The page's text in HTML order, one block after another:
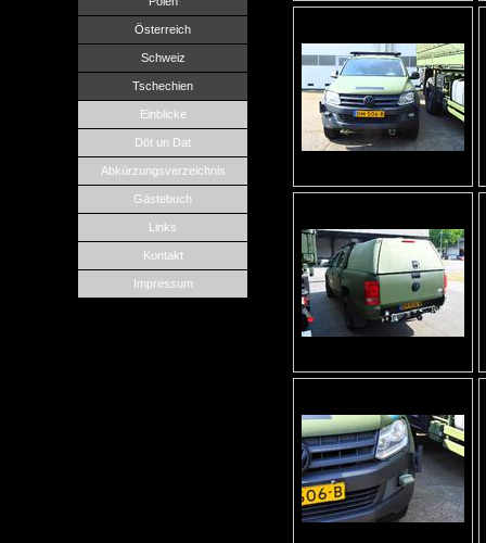
Österreich
Schweiz
Tschechien
Einblicke
Döt un Dat
Abkürzungsverzeichnis
Gästebuch
Links
Kontakt
Impressum